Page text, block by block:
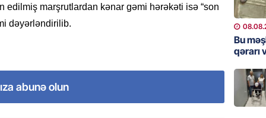
edilmiş marşrutlardan kənar gəmi hərəkəti isə “son
dəyərləndirilib.
abunə olun
BANNER
Məsud
–
MANŞET
Nikol
ZƏNG
Bu
qərarı